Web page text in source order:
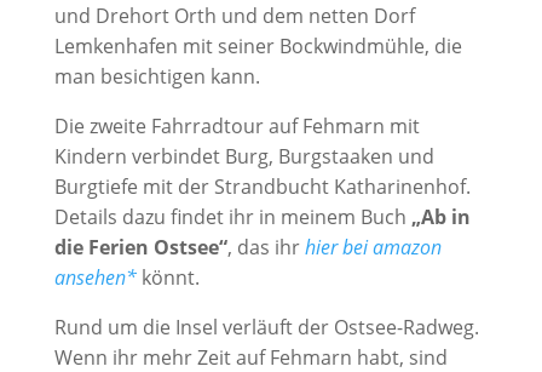
und Drehort Orth und dem netten Dorf
Lemkenhafen mit seiner Bockwindmühle, die
man besichtigen kann.
Die zweite Fahrradtour auf Fehmarn mit
Kindern verbindet Burg, Burgstaaken und
Burgtiefe mit der Strandbucht Katharinenhof.
Details dazu findet ihr in meinem Buch „Ab in
die Ferien Ostsee“, das ihrhier bei amazon
ansehen*könnt.
Rund um die Insel verläuft der Ostsee-Radweg.
Wenn ihr mehr Zeit auf Fehmarn habt, sind